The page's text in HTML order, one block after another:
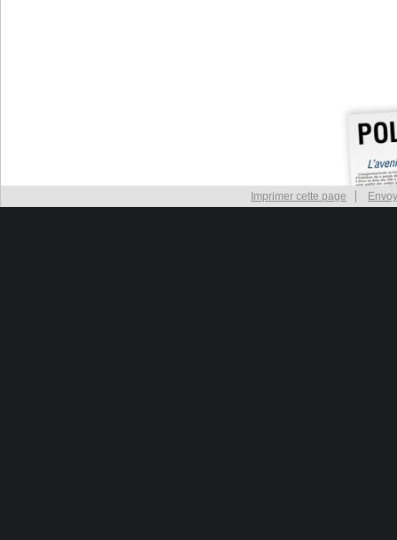
Imprimer cette page